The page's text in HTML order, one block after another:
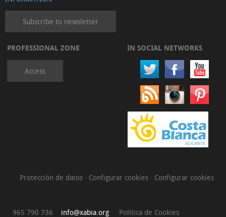
Subscribe to newsletter
PROFESSIONAL ZONE
Access
IN SOCIAL NETWORKS
Protección de datos · Configurar cookies · Configurar cookies
965 790 736 info@xabia.org
Política de Cookies